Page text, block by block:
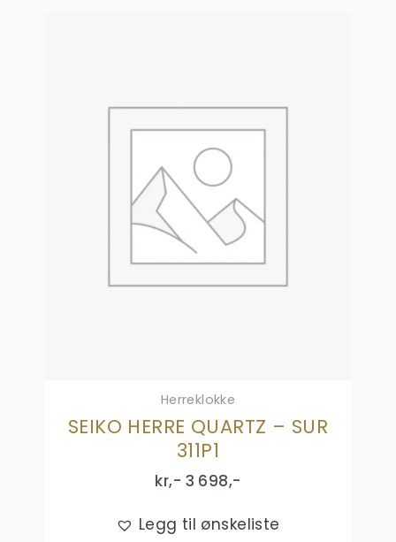
Herreklokke
SEIKO HERRE QUARTZ – SUR
311P1
kr,- 3 698,-
Legg til ønskeliste